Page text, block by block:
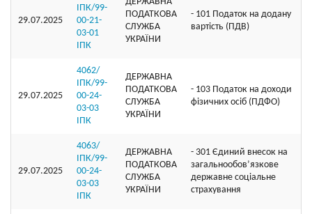
29.07.2025
ІПК/99-
00-21-
03-01
ІПК
ПОДАТКОВА
СЛУЖБА
УКРАЇНИ
- 101 Податок на додану
вартість (ПДВ)
29.07.2025
4062/
ІПК/99-
00-24-
03-03
ІПК
ДЕРЖАВНА
ПОДАТКОВА
СЛУЖБА
УКРАЇНИ
- 103 Податок на доходи
фізичних осіб (ПДФО)
29.07.2025
4063/
ІПК/99-
00-24-
03-03
ІПК
ДЕРЖАВНА
ПОДАТКОВА
СЛУЖБА
УКРАЇНИ
- 301 Єдиний внесок на
загальнообов’язкове
державне соціальне
страхування